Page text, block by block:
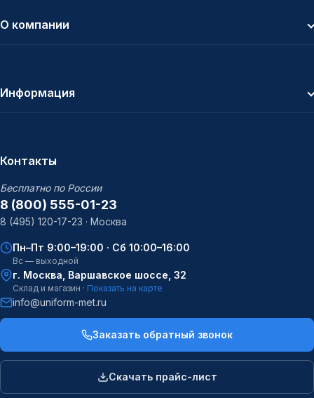
О компании
Информация
Контакты
Бесплатно по России
8 (800) 555-01-23
8 (495) 120-17-23 · Москва
Пн–Пт 9:00–19:00 · Сб 10:00–16:00
Вс — выходной
г. Москва, Варшавское шоссе, 32
Склад и магазин · Показать на карте
info@uniform-met.ru
Заказать обратный звонок
Скачать прайс-лист